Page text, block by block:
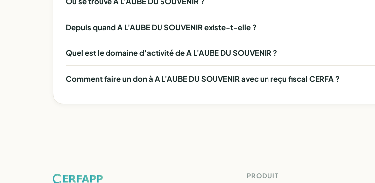
Depuis quand A L'AUBE DU SOUVENIR existe-t-elle ?
Quel est le domaine d'activité de A L'AUBE DU SOUVENIR ?
Comment faire un don à A L'AUBE DU SOUVENIR avec un reçu fiscal CERFA ?
PRODUIT